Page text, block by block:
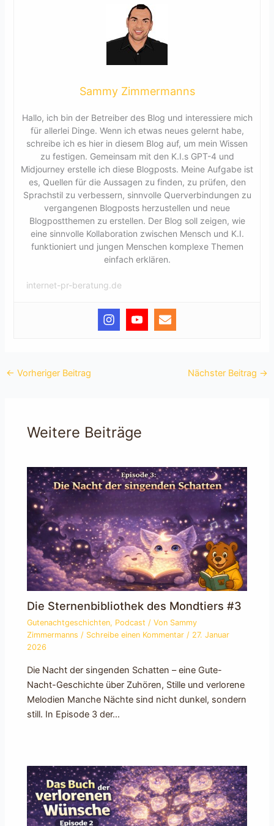
Sammy Zimmermanns
Hallo, ich bin der Betreiber des Blog und interessiere mich
für allerlei Dinge. Wenn ich etwas neues gelernt habe,
schreibe ich es hier in diesem Blog auf, um mein Wissen
zu festigen. Gemeinsam mit den K.I.s GPT-4 und
Midjourney erstelle ich diese Blogposts. Meine Aufgabe ist
es, Quellen für die Aussagen zu finden, zu prüfen, den
Sprachstil zu verbessern, sinnvolle Querverbindungen zu
vergangenen Blogposts herzustellen und neue
Blogpostthemen zu erstellen. Der Blog soll zeigen, wie
eine sinnvolle Kollaboration zwischen Mensch und K.I.
funktioniert und jungen Menschen komplexe Themen
einfach erklären.
internet-pr-beratung.de
← Vorheriger Beitrag Nächster Beitrag →
Weitere Beiträge
Die Sternenbibliothek des Mondtiers #3
Gutenachtgeschichten, Podcast / Von Sammy
Zimmermanns/ Schreibe einen Kommentar / 27. Januar
2026
Die Nacht der singenden Schatten – eine Gute-
Nacht-Geschichte über Zuhören, Stille und verlorene
Melodien Manche Nächte sind nicht dunkel, sondern
still. In Episode 3 der…